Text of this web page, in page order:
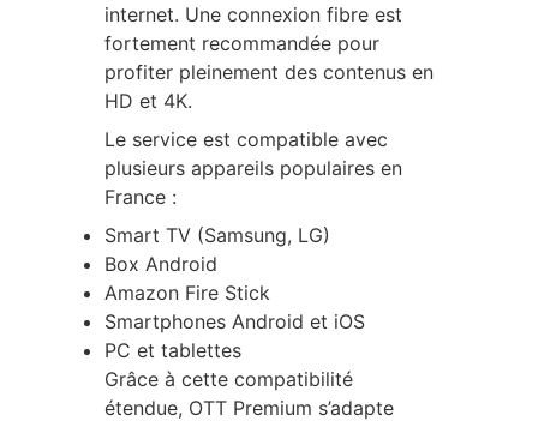
internet. Une connexion fibre est
fortement recommandée pour
profiter pleinement des contenus en
HD et 4K.
Le service est compatible avec
plusieurs appareils populaires en
France :
Smart TV (Samsung, LG)
Box Android
Amazon Fire Stick
Smartphones Android et iOS
PC et tablettes
Grâce à cette compatibilité
étendue, OTT Premium s’adapte